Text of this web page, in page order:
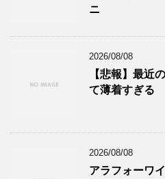
ニ
2026/08/08
【悲報】最近
て薄着すぎる
2026/08/08
アラフォーワ